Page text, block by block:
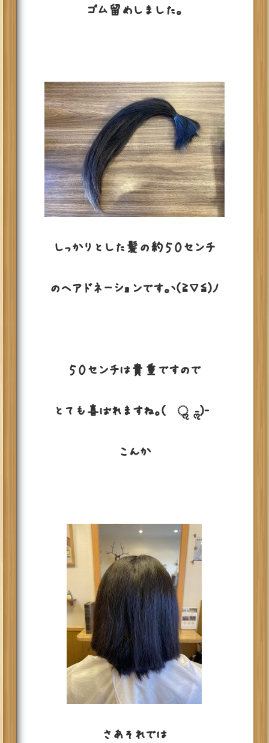
ゴム留めしました。
しっかりとした髪の約５０センチ
のヘアドネーションです。ヽ(≧▽≦)ﾉ
５０センチは貴重ですので
とても喜ばれますね。( •ॢ◡-ॢ)-♡
こんか
さあそれでは